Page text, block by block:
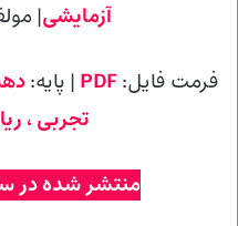
آزمایشی|
فرمت فایل:PDF | پایه:
تجربی ،
منتشر شده در